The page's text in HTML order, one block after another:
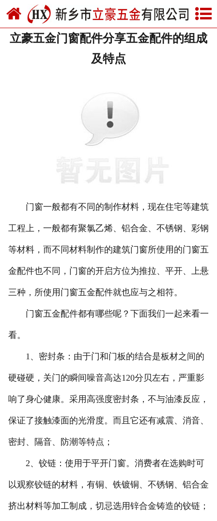
网站首页
关于我们
立豪五金门窗配件分享五金配件的组成
及特点
门窗一般都有不同的制作材料，现在住宅等建筑
工程上，一般都有聚氯乙烯、铝合金、不锈钢、彩钢
等材料，而不同材料制作的建筑门窗所使用的门窗五
金配件也不同，门窗的开启方位为推拉、平开、上悬
三种，所使用门窗五金配件就也应与之相符。
门窗五金配件都有哪些呢？下面我们一起来看一
看。
1、密封条：由于门和门板的结合是板材之间的
硬碰硬，关门的瞬间噪音高达120分贝左右，严重影
响了身心健康。采用高强度密封条，不与油漆反应，
保证了接触漆面的光滑度。而且它还有减震、消音、
密封、隔音、防潮等特点；
2、铰链：使用于平开门窗。消费者在选购时可
以观察铰链的材料，有铜、铁镀铜、不锈钢、铝合金
挤出材料等加工制成，切忌选用锌合金铸造的铰链；